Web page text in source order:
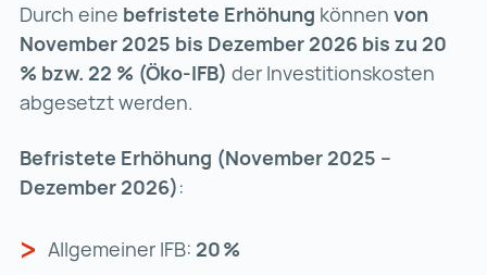
Durch eine befristete Erhöhung können von
November 2025 bis Dezember 2026 bis zu 20
% bzw. 22 % (Öko-IFB) der Investitionskosten
abgesetzt werden.
Befristete Erhöhung (November 2025 –
Dezember 2026):
Allgemeiner IFB: 20 %